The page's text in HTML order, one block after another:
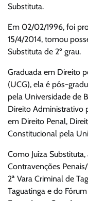
Substituta.
Em 02/02/1996, foi
15/4/2014, tomou
Substituta de 2º grau.
Graduada em Direito
(UCG), ela é pós-
pela Universidade de
Direito Administrativo
em Direito Penal,
Constitucional pela
Como Juíza
Contravenções
2ª Vara Criminal de
Taguatinga e do